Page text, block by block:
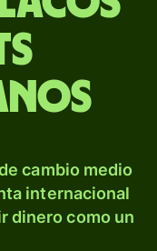
cambio medio
internacional
dinero como un